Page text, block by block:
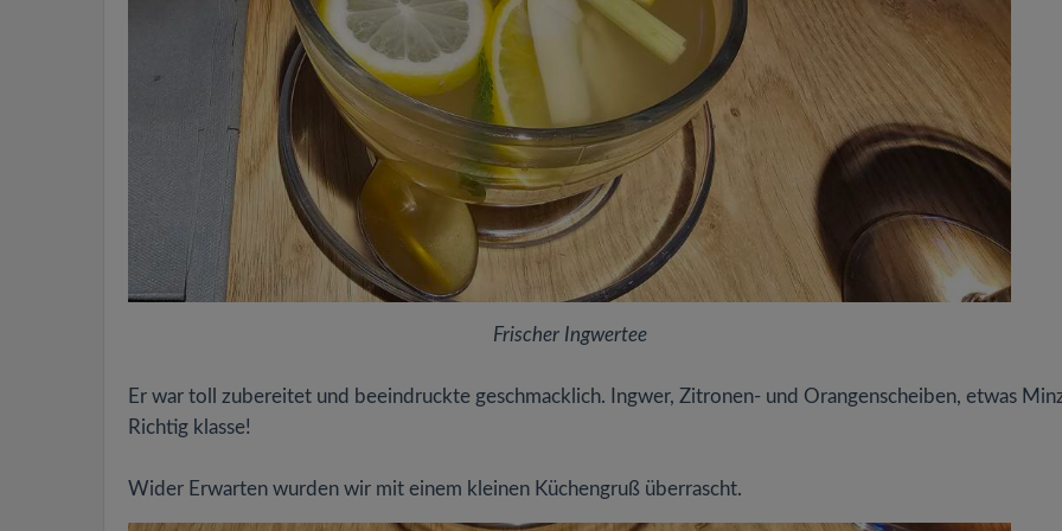
Frischer Ingwertee
Er war toll zubereitet und beeindruckte geschmacklich. Ingwer, Zitronen- und Orangenscheiben, etwas
Richtig klasse!
Wider Erwarten wurden wir mit einem kleinen Küchengruß überrascht.